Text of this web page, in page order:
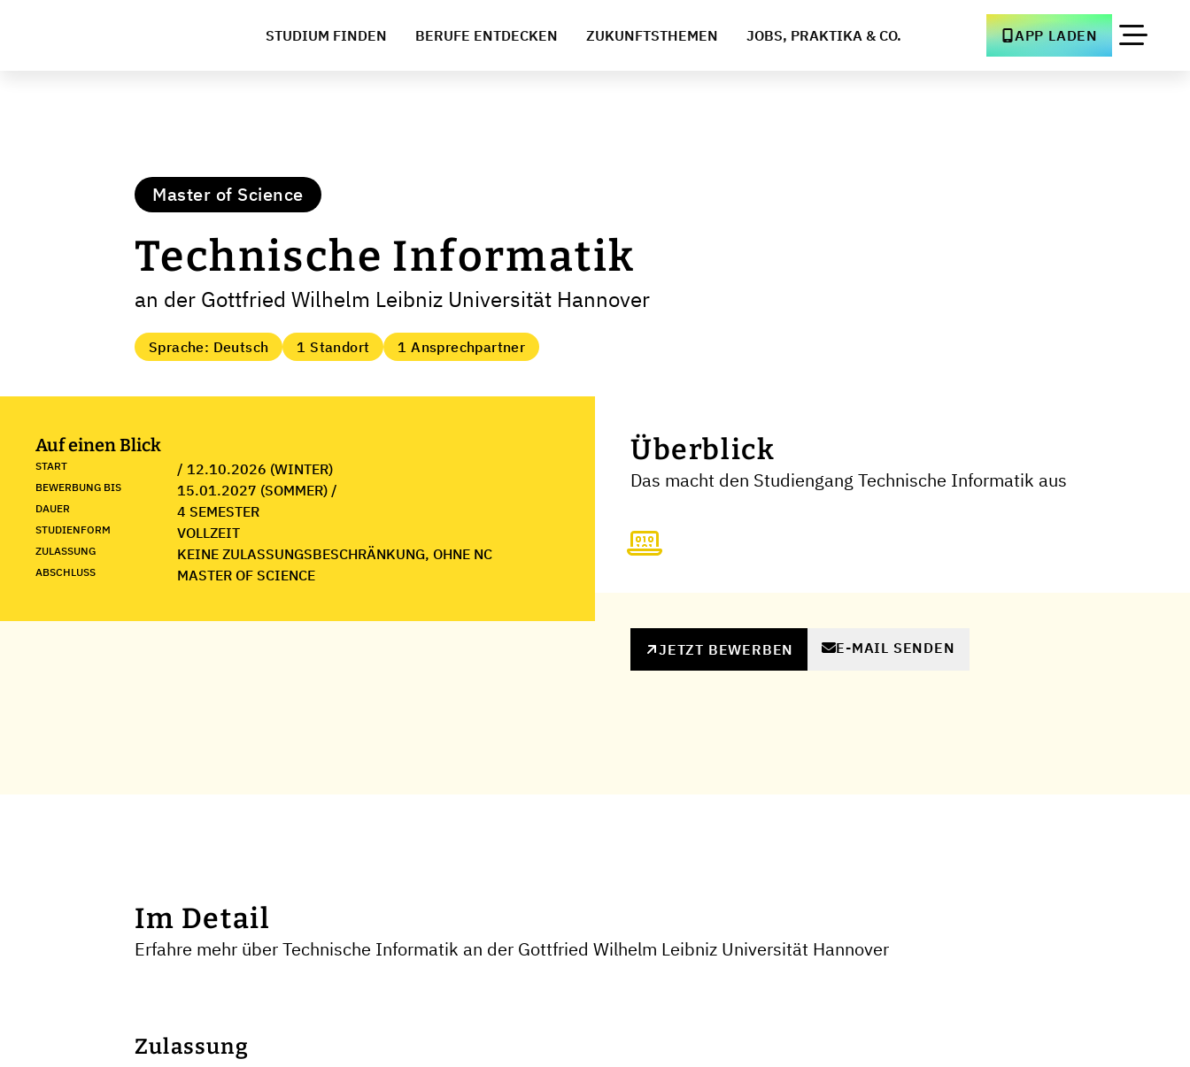
STUDIUM FINDEN BERUFE ENTDECKEN ZUKUNFTSTHEMEN JOBS, PRAKTIKA & CO. APP LADEN
Master of Science
Technische Informatik
an der Gottfried Wilhelm Leibniz Universität Hannover
Sprache: Deutsch 1 Standort 1 Ansprechpartner
Auf einen Blick
START / 12.10.2026 (WINTER)
BEWERBUNG BIS 15.01.2027 (SOMMER) /
DAUER 4 SEMESTER
STUDIENFORM VOLLZEIT
ZULASSUNG KEINE ZULASSUNGSBESCHRÄNKUNG, OHNE NC
ABSCHLUSS MASTER OF SCIENCE
Überblick
Das macht den Studiengang Technische Informatik aus
JETZT BEWERBEN E-MAIL SENDEN
Im Detail
Erfahre mehr über Technische Informatik an der Gottfried Wilhelm Leibniz Universität Hannover
Zulassung